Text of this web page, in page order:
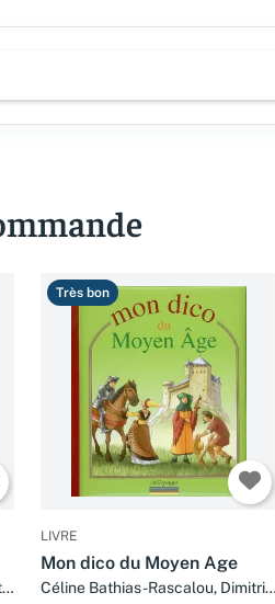
Très bon
LIVRE
Mon dico du Moyen Age
Céline Bathias-Rascalou, Dimitri